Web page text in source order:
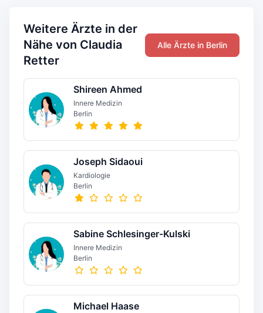
Weitere Ärzte in der
Nähe von Claudia
Retter
Alle Ärzte in Berlin
Shireen Ahmed
Innere Medizin
Berlin
Joseph Sidaoui
Kardiologie
Berlin
Sabine Schlesinger-Kulski
Innere Medizin
Berlin
Michael Haase